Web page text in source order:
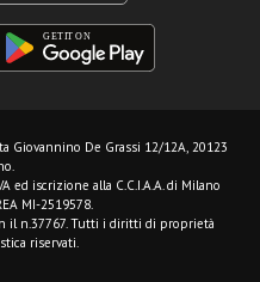
Giovannino De Grassi 12/12A, 20123
ed iscrizione alla C.C.I.A.A. di Milano
MI-2519578.
il n.37767. Tutti i diritti di proprietà
riservati.